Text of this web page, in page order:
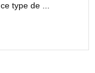
type de ...